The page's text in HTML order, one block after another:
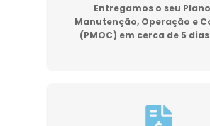
Entregamos o seu
Manutenção, Operação e
(PMOC) em cerca de 5